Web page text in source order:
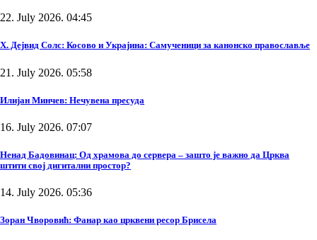
22. July 2026. 04:45
Х. Дејвид Солс: Косово и Украјина: Самученици за канонско православље
21. July 2026. 05:58
Илијан Минчев: Нечувена пресуда
16. July 2026. 07:07
Ненад Бадовинац: Од храмова до сервера – зашто је важно да Црква
штити свој дигитални простор?
14. July 2026. 05:36
Зоран Чворовић: Фанар као црквени ресор Брисела